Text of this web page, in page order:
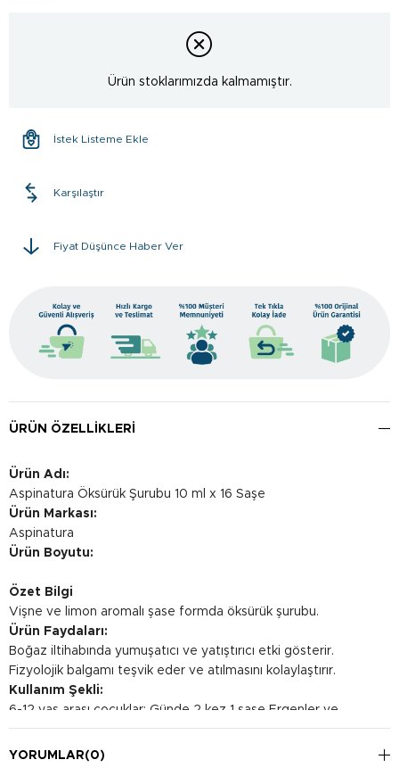
Ürün stoklarımızda kalmamıştır.
İstek Listeme Ekle
Karşılaştır
Fiyat Düşünce Haber Ver
ÜRÜN ÖZELLIKLERI
Ürün Adı:
Aspinatura Öksürük Şurubu 10 ml x 16 Saşe
Ürün Markası:
Aspinatura
Ürün Boyutu:
Özet Bilgi
Vişne ve limon aromalı şase formda öksürük şurubu.
Ürün Faydaları:
Boğaz iltihabında yumuşatıcı ve yatıştırıcı etki gösterir.
Fizyolojik balgamı teşvik eder ve atılmasını kolaylaştırır.
Kullanım Şekli:
6-12 yaş arası çocuklar: Günde 2 kez 1 saşe Ergenler ve
yetişkinler: Günde 3 kez 1 saşe olarak kullanılması önerilir.
YORUMLAR(0)